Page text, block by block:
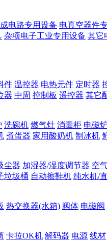
电路专用设备 电真空器件
杂项电子工业专用设备 其它
件 温控器 电热元件 定时器
器 中周 控制板 遥控器 其它
洗碗机 燃气灶 消毒柜 电磁炉
煮蛋器 家用酸奶机 制冰机
尘器 加湿器/湿度调节器 空
垃圾桶 自动擦鞋机 纯水机/
热交换器(水箱) 阀体 电磁阀
卡拉OK机 解码器 电源 线材